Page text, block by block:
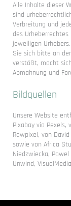
Alle Inhalte dieser
sind
Verbreitung und
des
jeweiligen
Sie sich bitte an
verstößt, macht
Abmahnung und
Bildquellen
Unsere Website
Pixabay via Pexels,
Rawpixel, von
sowie von Africa
Niedzwiecka,
Unwind,